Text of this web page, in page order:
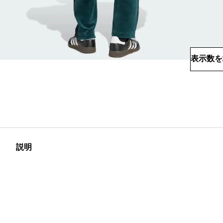
表示数
説明